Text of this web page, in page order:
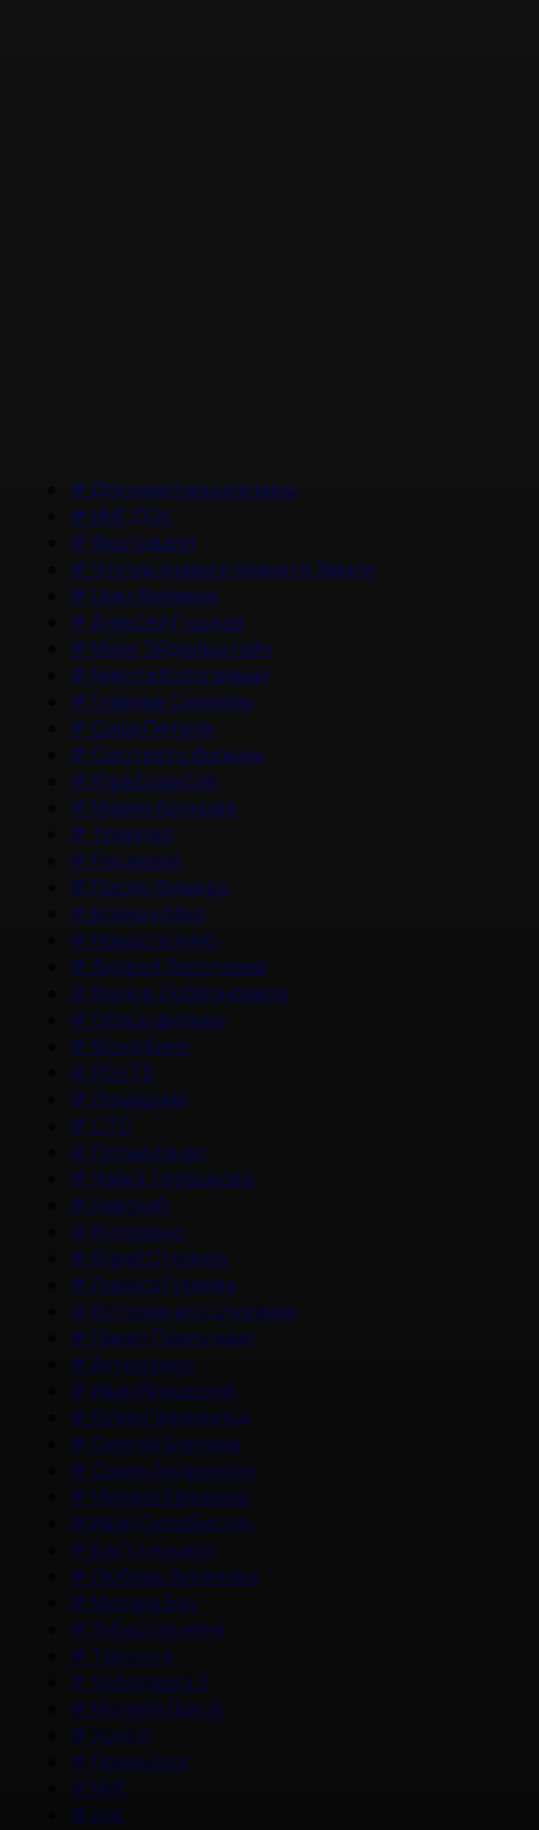
# Документальное кино
# НМГ ДОК
# Фестивали
# Что мы знаем о планете Земля
# Цикл Великие
#Алексей Гуськов
# Марк Эйдельштейн
# Никита Кологривый
# Главные Сериалы
# Саша Петров
# Смотреть фильмы
# Юра Борисов
# Мария Аронова
# Трейлер
# Рецензия
# После Фишера
# Война и Мир
# Новости кино
#Андрей Золотарев
# Федор Добронравов
# Обзор фильма
# Фонд Кино
# РЕН ТВ
# Домашний
# СТС
# Пятый канал
# Чайка Терешкова
# Невский
# Интервью
# Юрий Стоянов
#Лариса Гузеева
# История его служанки
# Павел Прилучный
#Актер кино
# Иван Янковский
# Юлия Пересильд
# Сергей Бурунов
# Сарик Андреасян
# Михаил Ефремов
# Иван Охлобыстин
# Баста начало
#Любовь Аксенова
# Милана Бру
#Зубастая няня
# Три кота
# Чебурашка 3
# Матвей Лыков
#Холод
# Премьера
# НМГ
# док